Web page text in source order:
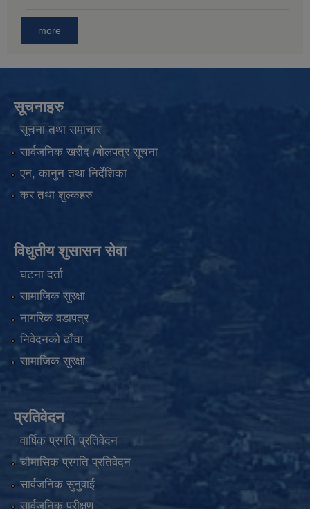
more
सूचनाहरु
सूचना तथा समाचार
सार्वजनिक खरीद /बोलपत्र सूचना
एन, कानुन तथा निर्देशिका
कर तथा शुल्कहरु
विधुतीय शुसासन सेवा
घटना दर्ता
सामाजिक सुरक्षा
नागरिक वडापत्र
निवेदनको ढाँचा
सामाजिक सुरक्षा
प्रतिवेदन
वार्षिक प्रगति प्रतिवेदन
चौमासिक प्रगति प्रतिवेदन
सार्वजनिक सुनुवाई
सार्वजनिक परीक्षण